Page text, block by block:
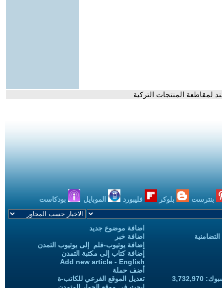
لمقاطعة المنتجات التركية
بنترست بلوكر فليبورد الموبايل بودكاست
اضافة موضوع جديد
اضافة خبر
إضافة يوتيوب-فلم إلى يوتيوب التمدن
إضافة كتاب إلى مكتبة التمدن
Add new article - English
أضف حملة
تعديل الموقع الفرعي للكاتب-ة